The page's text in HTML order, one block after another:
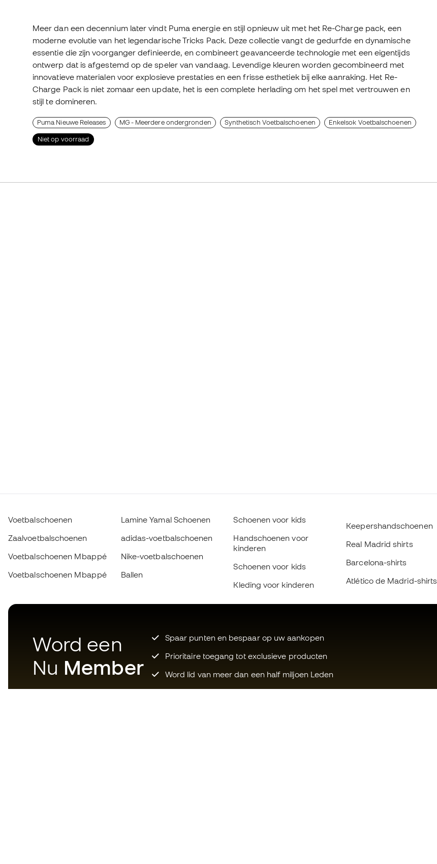
Meer dan een decennium later vindt Puma energie en stijl opnieuw uit met het Re-Charge pack, een
moderne evolutie van het legendarische Tricks Pack. Deze collectie vangt de gedurfde en dynamische
essentie die zijn voorganger definieerde, en combineert geavanceerde technologie met een eigentijds
ontwerp dat is afgestemd op de speler van vandaag. Levendige kleuren worden gecombineerd met
innovatieve materialen voor explosieve prestaties en een frisse esthetiek bij elke aanraking. Het Re-
Charge Pack is niet zomaar een update, het is een complete herlading om het spel met vertrouwen en
stijl te domineren.
Puma Nieuwe Releases MG - Meerdere ondergronden Synthetisch Voetbalschoenen Enkelsok Voetbalschoenen
Niet op voorraad
Voetbalschoenen
Zaalvoetbalschoenen
Voetbalschoenen Mbappé
Voetbalschoenen Mbappé
Lamine Yamal Schoenen
adidas-voetbalschoenen
Nike-voetbalschoenen
Ballen
Schoenen voor kids
Handschoenen voor
kinderen
Schoenen voor kids
Kleding voor kinderen
Keepershandschoenen
Real Madrid shirts
Barcelona-shirts
Atlético de Madrid-shirts
Word een
Nu Member
Spaar punten en bespaar op uw aankopen
Prioritaire toegang tot exclusieve producten
Word lid van meer dan een half miljoen Leden